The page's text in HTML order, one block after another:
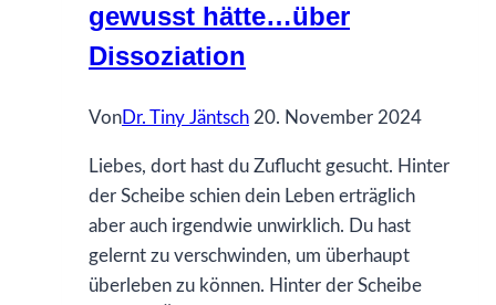
Kampf
gewusst hätte…über
Dissoziation
VonDr. Tiny Jäntsch 20. November 2024
Liebes, dort hast du Zuflucht gesucht. Hinter
der Scheibe schien dein Leben erträglich
aber auch irgendwie unwirklich. Du hast
gelernt zu verschwinden, um überhaupt
überleben zu können. Hinter der Scheibe